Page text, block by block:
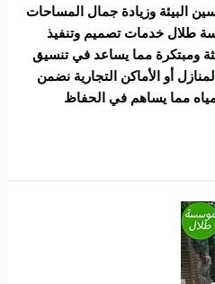
البيئة وزيادة جمال المساحات
طلال خدمات تصميم وتنفيذ
ومبتكرة مما يساعد في تنسيق
أو الأماكن التجارية نضمن
مما يساهم في الحفاظ